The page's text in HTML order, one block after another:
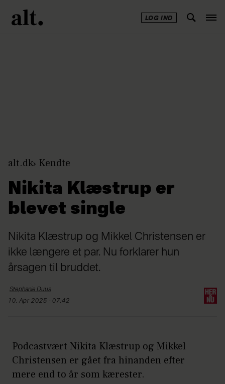
LOG IND
alt.dk Kendte
Nikita Klæstrup er
blevet single
Nikita Klæstrup og Mikkel Christensen er
ikke længere et par. Nu forklarer hun
årsagen til bruddet.
Stephanie Duus
10. Apr 2025 - 07:42
Podcastvært Nikita Klæstrup og Mikkel
Christensen er gået fra hinanden efter
mere end to år som kærester.